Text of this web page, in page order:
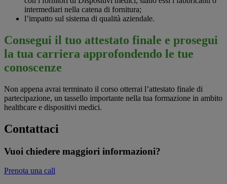
intermediari nella catena di fornitura;
l’impatto sul sistema di qualità aziendale.
Consegui il tuo attestato finale e prosegui
la tua carriera approfondendo le tue
conoscenze
Non appena avrai terminato il corso otterrai l’attestato finale di
partecipazione, un tassello importante nella tua formazione in ambito
healthcare e dispositivi medici.
Contattaci
Vuoi chiedere maggiori informazioni?
Prenota una call